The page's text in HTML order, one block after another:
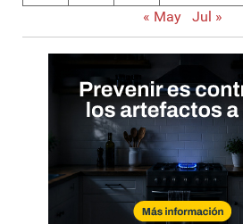
« May
Jul »